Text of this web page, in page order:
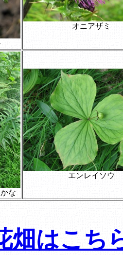
オニアザミ
な
エンレイソウ
畑はこち